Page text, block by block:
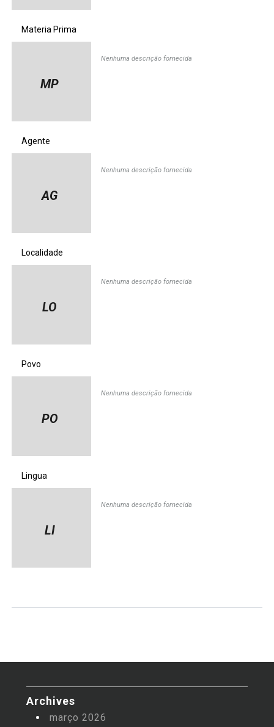
Materia Prima
MP
Nenhuma descrição fornecida
Agente
AG
Nenhuma descrição fornecida
Localidade
LO
Nenhuma descrição fornecida
Povo
PO
Nenhuma descrição fornecida
Lingua
LI
Nenhuma descrição fornecida
Archives
março 2026